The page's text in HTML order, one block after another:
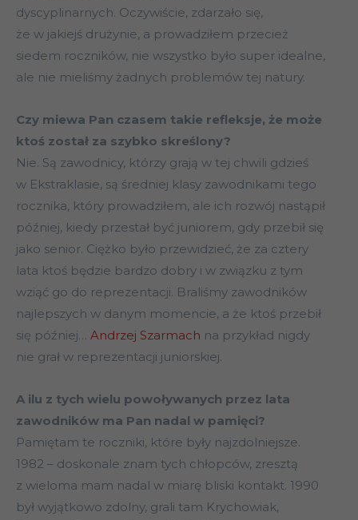
dyscyplinarnych. Oczywiście, zdarzało się,
że w jakiejś drużynie, a prowadziłem przecież
siedem roczników, nie wszystko było super idealne,
ale nie mieliśmy żadnych problemów tej natury.
Czy miewa Pan czasem takie refleksje, że może
ktoś został za szybko skreślony?
Nie. Są zawodnicy, którzy grają w tej chwili gdzieś
w Ekstraklasie, są średniej klasy zawodnikami tego
rocznika, który prowadziłem, ale ich rozwój nastąpił
później, kiedy przestał być juniorem, gdy przebił się
jako senior. Ciężko było przewidzieć, że za cztery
lata ktoś będzie bardzo dobry i w związku z tym
wziąć go do reprezentacji. Braliśmy zawodników
najlepszych w danym momencie, a że ktoś przebił
się później… Andrzej Szarmach na przykład nigdy
nie grał w reprezentacji juniorskiej.
A ilu z tych wielu powoływanych przez lata
zawodników ma Pan nadal w pamięci?
Pamiętam te roczniki, które były najzdolniejsze.
1982 – doskonale znam tych chłopców, zresztą
z wieloma mam nadal w miarę bliski kontakt. 1990
był wyjątkowo zdolny, grali tam Krychowiak,